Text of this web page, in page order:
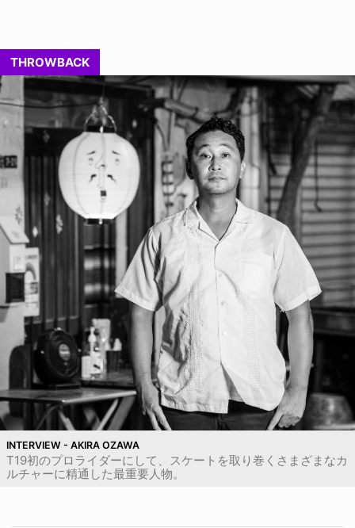
THROWBACK
INTERVIEW - AKIRA OZAWA
T19初のプロライダーにして、スケートを取り巻くさまざまなカ
ルチャーに精通した最重要人物。